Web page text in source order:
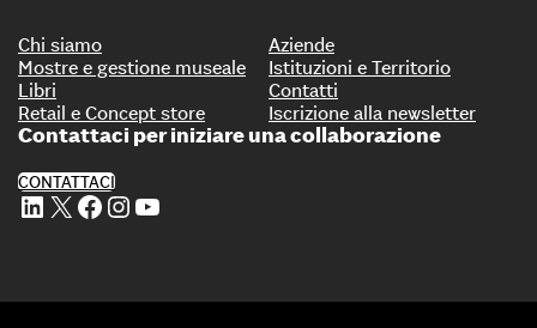
Chi siamo
Mostre e gestione museale
Libri
Retail e Concept store
Aziende
Istituzioni e Territorio
Contatti
Iscrizione alla newsletter
Contattaci per iniziare una collaborazione
CONTATTACI
Profilo Linkedin di 24 ORE Cultura Profilo X di 24 ORE Cultura Profilo Facebook di 24 ORE Cultura Profilo Instagram di 24 ORE Cultura Profilo Youtube di 24 ORE Cultura